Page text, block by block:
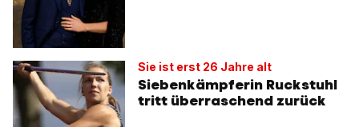
Sie ist erst 26 Jahre alt
Siebenkämpferin Ruckstuhl
tritt überraschend zurück